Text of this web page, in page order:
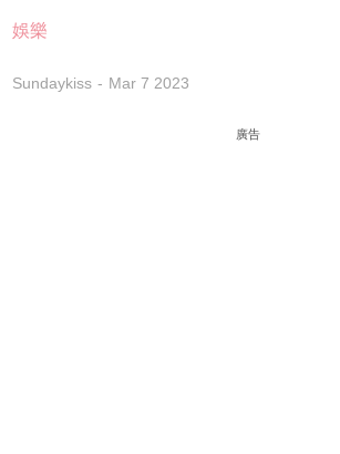
娛樂
Sundaykiss Mar 7 2023
廣告